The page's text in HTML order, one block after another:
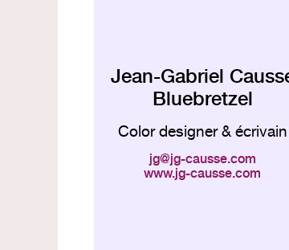
Jean-Gabriel
Bluebretzel
Color designer & écrivain
jg
jg-causse.com
www.jg-causse.com